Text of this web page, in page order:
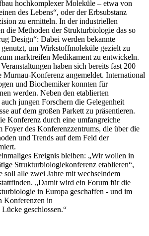
hochkomplexer Moleküle – etwa von
des Lebens“, oder der Erbsubstanz
zu ermitteln. In der industriellen
die Methoden der Strukturbiologie das so
Design“: Dabei werden bekannte
um Wirkstoffmoleküle gezielt zu
marktreifen Medikament zu entwickeln.
haben sich bereits fast 200
Murnau-Konferenz angemeldet. International
und Biochemiker konnten für
werden. Neben den etablierten
jungen Forschern die Gelegenheit
auf dem großen Parkett zu präsentieren.
Konferenz durch eine umfangreiche
Foyer des Konferenzzentrums, die über die
und Trends auf dem Feld der
Ereignis bleiben: „Wir wollen in
Strukturbiologiekonferenz etablieren“,
soll alle zwei Jahre mit wechselndem
„Damit wird ein Forum für die
in Europa geschaffen - und im
Konferenzen in
geschlossen.“